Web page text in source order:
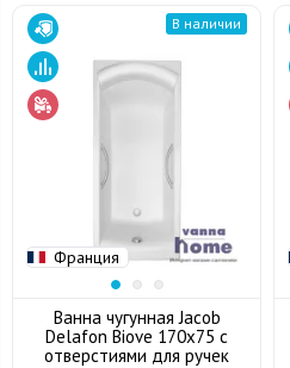
Франция
В наличии
Ванна чугунная Jacob
Delafon Biove 170х75 с
отверстиями для ручек